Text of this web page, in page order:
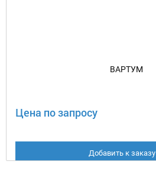
ВАРТУМ
Цена по запросу
Добавить к заказу